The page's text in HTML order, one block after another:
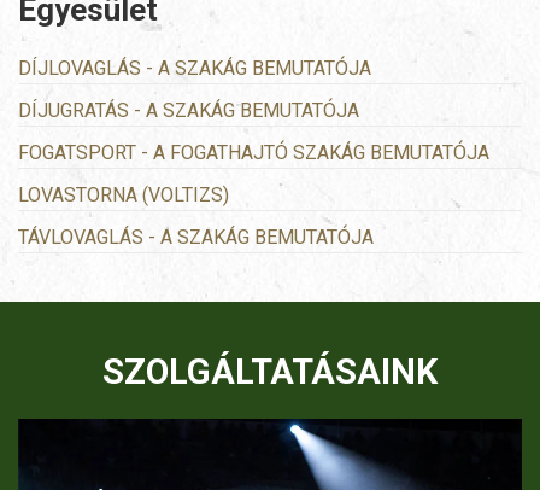
Egyesület
DÍJLOVAGLÁS - A SZAKÁG BEMUTATÓJA
DÍJUGRATÁS - A SZAKÁG BEMUTATÓJA
FOGATSPORT - A FOGATHAJTÓ SZAKÁG BEMUTATÓJA
LOVASTORNA (VOLTIZS)
TÁVLOVAGLÁS - A SZAKÁG BEMUTATÓJA
SZOLGÁLTATÁSAINK